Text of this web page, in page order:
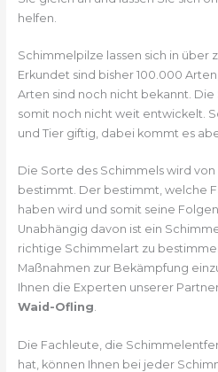
helfen.
Schimmelpilze lassen sich in über
Erkundet sind bisher 100.000
Arten sind noch nicht bekannt.
somit noch nicht weit entwickelt.
und Tier giftig, dabei kommt es
Die Sorte des Schimmels wird
bestimmt. Der bestimmt, welche
haben wird und somit seine
Unabhängig davon ist ein
richtige Schimmelart zu
Maßnahmen zur Bekämpfung
Ihnen die Experten unserer
Waid-Ofling.
Die Fachleute, die
hat, können Ihnen bei jeder